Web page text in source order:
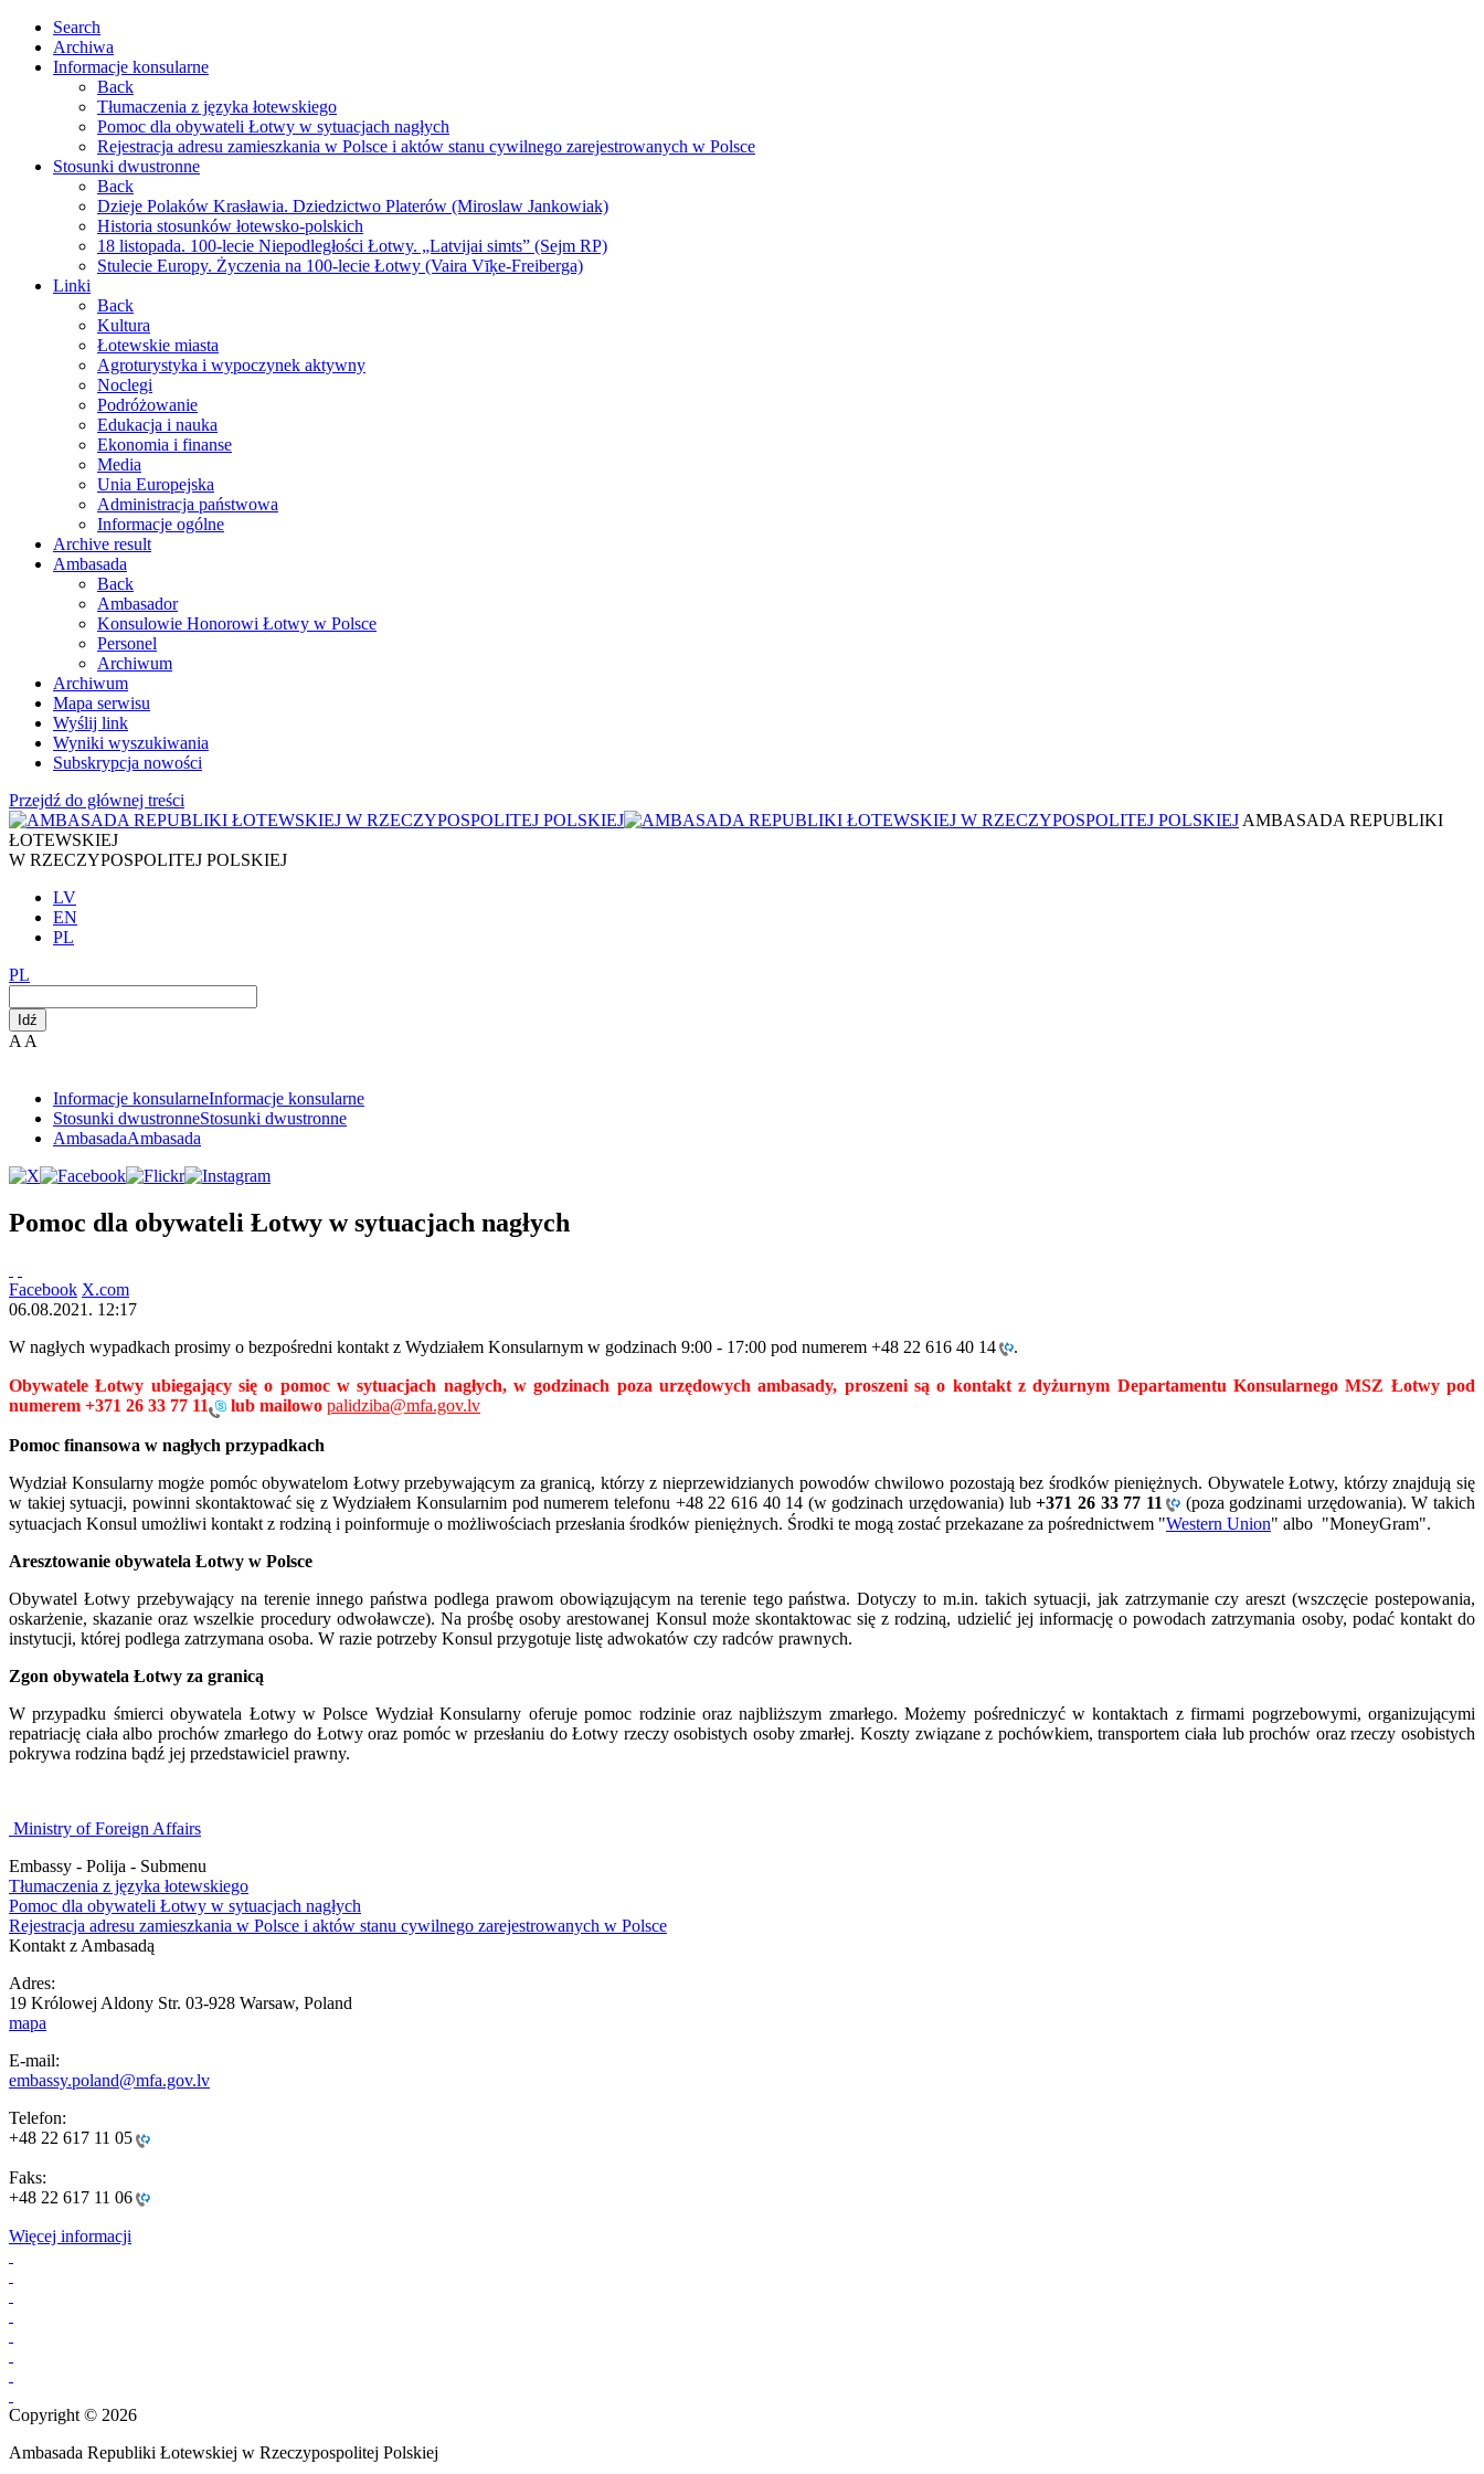
Search
Archiwa
Informacje konsularne
Back
Tłumaczenia z języka łotewskiego
Pomoc dla obywateli Łotwy w sytuacjach nagłych
Rejestracja adresu zamieszkania w Polsce i aktów stanu cywilnego zarejestrowanych w Polsce
Stosunki dwustronne
Back
Dzieje Polaków Krasławia. Dziedzictwo Platerów (Miroslaw Jankowiak)
Historia stosunków łotewsko-polskich
18 listopada. 100-lecie Niepodległości Łotwy. „Latvijai simts” (Sejm RP)
Stulecie Europy. Życzenia na 100-lecie Łotwy (Vaira Vīķe-Freiberga)
Linki
Back
Kultura
Łotewskie miasta
Agroturystyka i wypoczynek aktywny
Noclegi
Podróżowanie
Edukacja i nauka
Ekonomia i finanse
Media
Unia Europejska
Administracja państwowa
Informacje ogólne
Archive result
Ambasada
Back
Ambasador
Konsulowie Honorowi Łotwy w Polsce
Personel
Archiwum
Archiwum
Mapa serwisu
Wyślij link
Wyniki wyszukiwania
Subskrypcja nowości
Przejdź do głównej treści
AMBASADA REPUBLIKI
ŁOTEWSKIEJ
W RZECZYPOSPOLITEJ POLSKIEJ
LV
EN
PL
PL
Idź
A A
Informacje konsularneInformacje konsularne
Stosunki dwustronneStosunki dwustronne
AmbasadaAmbasada
Pomoc dla obywateli Łotwy w sytuacjach nagłych
Facebook X.com
06.08.2021. 12:17
W nagłych wypadkach prosimy o bezpośredni kontakt z Wydziałem Konsularnym w godzinach 9:00 - 17:00 pod numerem +48 22 616 40 14 .
Obywatele Łotwy ubiegający się o pomoc w sytuacjach nagłych, w godzinach poza urzędowych ambasady, proszeni są o kontakt z dyżurnym Departamentu Konsularnego MSZ Łotwy pod
numerem +371 26 33 77 11 lub mailowo palidziba@mfa.gov.lv
Pomoc finansowa w nagłych przypadkach
Wydział Konsularny mogże pomóc obywatelom Łotwy przebywającym za granicą, którzy z nieprzewidzianych powodów chwilowo pozostają bez środków pieniężnych. Obywatele Łotwy, którzy znajdują się
w takiej sytuacji, powinni skontaktować się z Wydziałem Konsularnim pod numerem telefonu +48 22 616 4014 (w godzinach urzędowania) lub+371 26 33 77 11
(poza godzinami urzędowania). W takich
sytuacjach Konsul umożliwi kontakt z rodziną i poinformuje o możliwościach przesłania środków pieniężnych. Środki te mogą zostać przekazane za pośrednictwem "Western Union" albo "MoneyGram".
Aresztowanie obywatela Łotwy w Polsce
Obywatel Łotwy przebywający na terenie innego państwa podlega prawom obowiązującym na terenie tego państwa. Dotyczy to m.in. takich sytuacji, jak zatrzymanie czy areszt (wszczęcie postepowania,
oskarżenie, skazanie oraz wszelkie procedury odwoławcze). Na prośbę osoby arestowanej Konsul może skontaktowac się z rodziną, udzielić jej informację o powodach zatrzymania osoby, podać kontakt do
instytucji, której podlega zatrzymana osoba. W razie potrzeby Konsul przygotuje listę adwokatów czy radców prawnych.
Zgon obywatela Łotwy za granicą
W przypadku śmierci obywatela Łotwy w Polsce Wydział Konsularny oferuje pomoc rodzinie oraz najbliższym zmarłego. Możemy pośredniczyć w kontaktach z firmami pogrzebowymi, organizującymi
repatriację ciała albo prochów zmarłego do Łotwy oraz pomóc w przesłaniu do Łotwy rzeczy osobistych osoby zmarłej. Koszty związane z pochówkiem, transportem ciała lub prochów oraz rzeczy osobistych
pokrywa rodzina bądź jej przedstawiciel prawny.
Ministry of Foreign Affairs
Embassy - Polija - Submenu
Tłumaczenia z języka łotewskiego
Pomoc dla obywateli Łotwy w sytuacjach nagłych
Rejestracja adresu zamieszkania w Polsce i aktów stanu cywilnego zarejestrowanych w Polsce
Kontakt z Ambasadą
Adres:
19 Królowej Aldony Str. 03-928 Warsaw, Poland
mapa
E-mail:
embassy.poland@mfa.gov.lv
Telefon:
+48 22 617 11 05
Faks:
+48 22 617 11 06
Więcej informacji
Copyright © 2026
Ambasada Republiki Łotewskiej w Rzeczypospolitej Polskiej